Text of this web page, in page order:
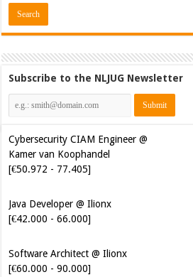
Subscribe to the NLJUG Newsletter
Cybersecurity CIAM Engineer @
Kamer van Koophandel
[€50.972 - 77.405]
Java Developer @ Ilionx
[€42.000 - 66.000]
Software Architect @ Ilionx
[€60.000 - 90.000]